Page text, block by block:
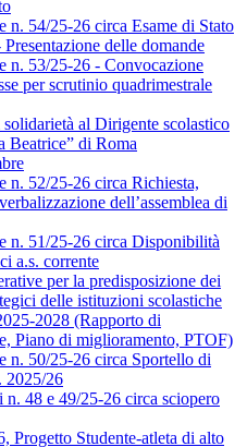
n. 54/25-26 circa Esame di Stato
delle domande
n. 53/25-26 - Convocazione
per scrutinio quadrimestrale
al Dirigente scolastico
Beatrice” di Roma
n. 52/25-26 circa Richiesta,
dell’assemblea di
n. 51/25-26 circa Disponibilità
a.s. corrente
per la predisposizione dei
delle istituzioni scolastiche
2028 (Rapporto di
Piano di miglioramento, PTOF)
n. 50/25-26 circa Sportello di
2025/26
n. 48 e 49/25-26 circa sciopero
Progetto Studente-atleta di alto